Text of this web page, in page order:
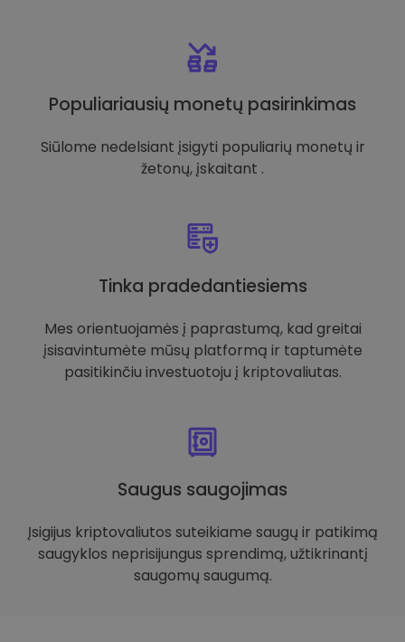
Populiariausių monetų pasirinkimas
Siūlome nedelsiant įsigyti populiarių monetų ir
žetonų, įskaitant .
Tinka pradedantiesiems
Mes orientuojamės į paprastumą, kad greitai
įsisavintumėte mūsų platformą ir taptumėte
pasitikinčiu investuotoju į kriptovaliutas.
Saugus saugojimas
Įsigijus kriptovaliutos suteikiame saugų ir patikimą
saugyklos neprisijungus sprendimą, užtikrinantį
saugomų saugumą.